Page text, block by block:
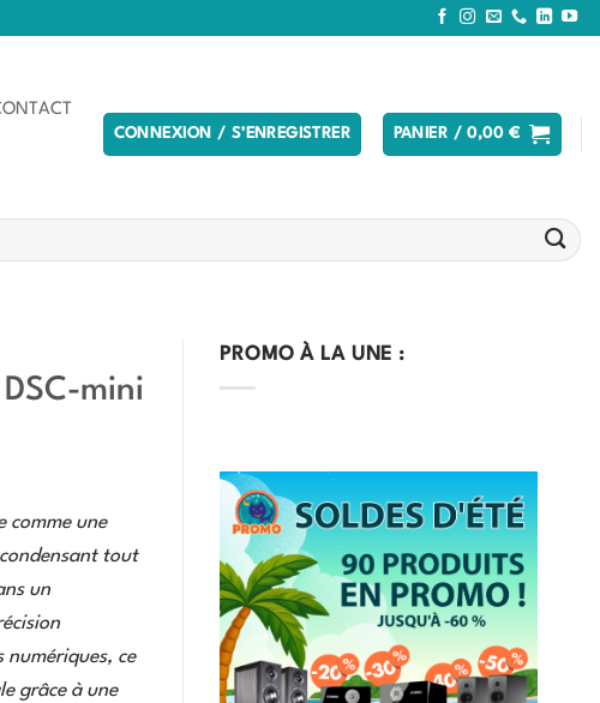
CONNEXION / S’ENREGISTRER PANIER /0,00 €
PROMO À LA UNE :
mini
comme une
tout
un
numériques, ce
grâce à une